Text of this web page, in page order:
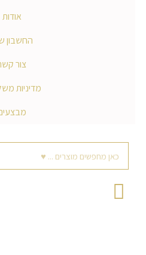
אודות
החשבון
צור
מדיניות